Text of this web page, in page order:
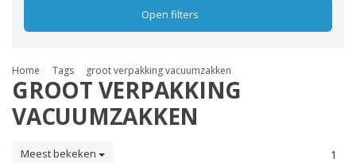
Open filters
Home Tags groot verpakking vacuumzakken
GROOT VERPAKKING
VACUUMZAKKEN
Meest bekeken 1